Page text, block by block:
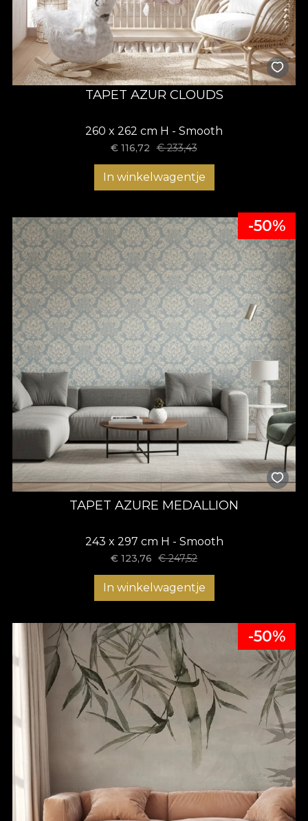
TAPET AZUR CLOUDS
260 x 262 cm H - Smooth
€116,72 €233,43
In winkelwagentje
-50%
TAPET AZURE MEDALLION
243 x 297 cm H - Smooth
€ 123,76 €247,52
In winkelwagentje
-50%